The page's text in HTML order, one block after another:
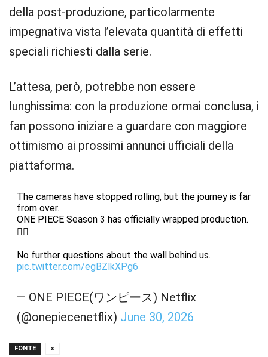
della post-produzione, particolarmente
impegnativa vista l’elevata quantità di effetti
speciali richiesti dalla serie.
L’attesa, però, potrebbe non essere
lunghissima: con la produzione ormai conclusa, i
fan possono iniziare a guardare con maggiore
ottimismo ai prossimi annunci ufficiali della
piattaforma.
The cameras have stopped rolling, but the journey is far
from over.
ONE PIECE Season 3 has officially wrapped production.
🏴‍☠️
No further questions about the wall behind us.
pic.twitter.com/egBZlkXPg6
— ONE PIECE(ワンピース) Netflix
(@onepiecenetflix) June 30, 2026
FONTE x